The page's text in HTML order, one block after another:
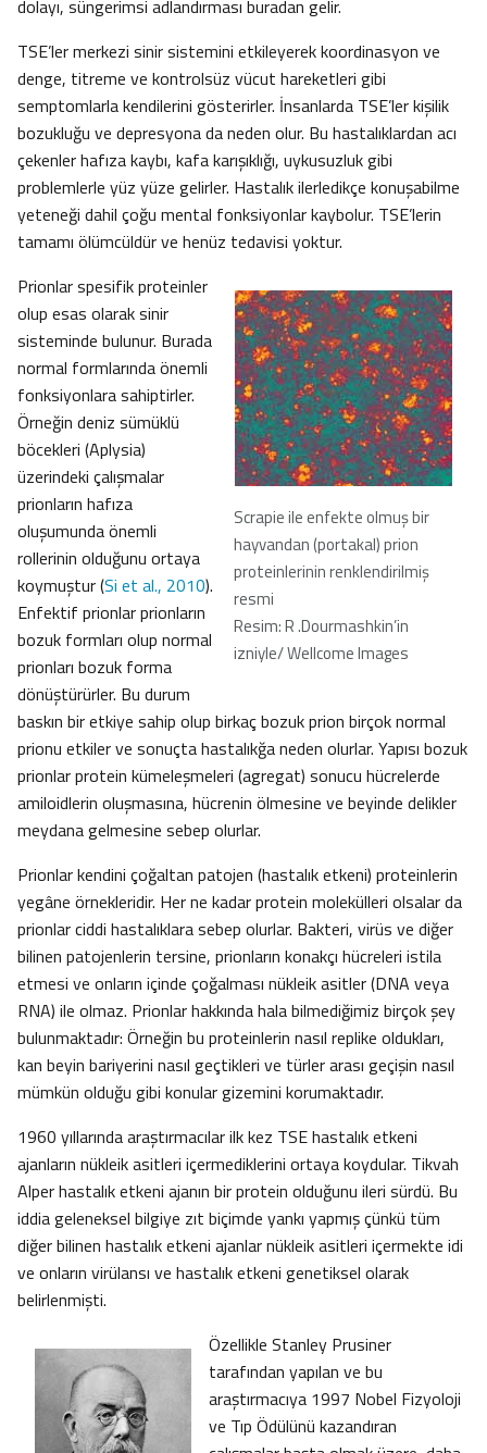
dolayı, süngerimsi adlandırması buradan gelir.
TSE’ler merkezi sinir sistemini etkileyerek koordinasyon ve
denge, titreme ve kontrolsüz vücut hareketleri gibi
semptomlarla kendilerini gösterirler. İnsanlarda TSE’ler kişilik
bozukluğu ve depresyona da neden olur. Bu hastalıklardan acı
çekenler hafıza kaybı, kafa karışıklığı, uykusuzluk gibi
problemlerle yüz yüze gelirler. Hastalık ilerledikçe konuşabilme
yeteneği dahil çoğu mental fonksiyonlar kaybolur. TSE’lerin
tamamı ölümcüldür ve henüz tedavisi yoktur.
Scrapie ile enfekte olmuş bir
hayvandan (portakal) prion
proteinlerinin renklendirilmiş
resmi
Resim: R .Dourmashkin’in
izniyle/ Wellcome Images
Prionlar spesifik proteinler
olup esas olarak sinir
sisteminde bulunur. Burada
normal formlarında önemli
fonksiyonlara sahiptirler.
Örneğin deniz sümüklü
böcekleri (Aplysia)
üzerindeki çalışmalar
prionların hafıza
oluşumunda önemli
rollerinin olduğunu ortaya
koymuştur (Si et al., 2010).
Enfektif prionlar prionların
bozuk formları olup normal
prionları bozuk forma
dönüştürürler. Bu durum
baskın bir etkiye sahip olup birkaç bozuk prion birçok normal
prionu etkiler ve sonuçta hastalıkğa neden olurlar. Yapısı bozuk
prionlar protein kümeleşmeleri (agregat) sonucu hücrelerde
amiloidlerin oluşmasına, hücrenin ölmesine ve beyinde delikler
meydana gelmesine sebep olurlar.
Prionlar kendini çoğaltan patojen (hastalık etkeni) proteinlerin
yegâne örnekleridir. Her ne kadar protein molekülleri olsalar da
prionlar ciddi hastalıklara sebep olurlar. Bakteri, virüs ve diğer
bilinen patojenlerin tersine, prionların konakçı hücreleri istila
etmesi ve onların içinde çoğalması nükleik asitler (DNA veya
RNA) ile olmaz. Prionlar hakkında hala bilmediğimiz birçok şey
bulunmaktadır: Örneğin bu proteinlerin nasıl replike oldukları,
kan beyin bariyerini nasıl geçtikleri ve türler arası geçişin nasıl
mümkün olduğu gibi konular gizemini korumaktadır.
1960 yıllarında araştırmacılar ilk kez TSE hastalık etkeni
ajanların nükleik asitleri içermediklerini ortaya koydular. Tikvah
Alper hastalık etkeni ajanın bir protein olduğunu ileri sürdü. Bu
iddia geleneksel bilgiye zıt biçimde yankı yapmış çünkü tüm
diğer bilinen hastalık etkeni ajanlar nükleik asitleri içermekte idi
ve onların virülansı ve hastalık etkeni genetiksel olarak
belirlenmişti.
Özellikle Stanley Prusiner
tarafından yapılan ve bu
araştırmacıya 1997 Nobel Fizyoloji
ve Tıp Ödülünü kazandıran